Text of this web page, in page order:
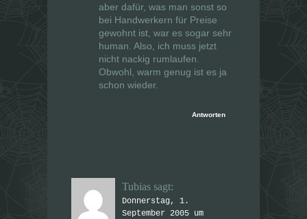
aber dafür, was man sonst so
bei Handwerkern für Preise
gewohnt ist, war es sogar sehr
human. Also, ich muss jetzt
nicht nackig rumlaufen.
Obwohl, warm genug ist es ja
schon wieder.
Antworten
Tubias sagt:
Donnerstag, 1.
September 2005 um